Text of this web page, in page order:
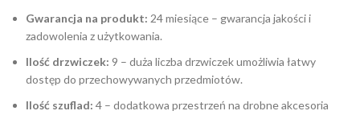
Gwarancja na produkt: 24 miesiące – gwarancja jakości i
zadowolenia z użytkowania.
Ilość drzwiczek: 9 – duża liczba drzwiczek umożliwia łatwy
dostęp do przechowywanych przedmiotów.
Ilość szuflad: 4 – dodatkowa przestrzeń na drobne akcesoria